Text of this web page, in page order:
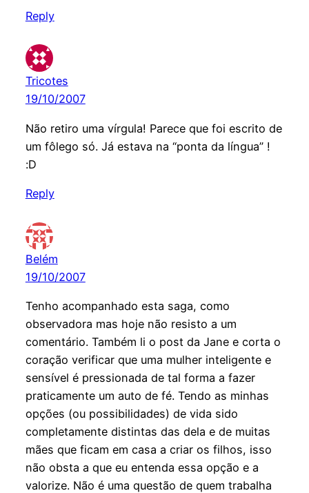
Reply
Tricotes
19/10/2007
Não retiro uma vírgula! Parece que foi escrito de
um fôlego só. Já estava na “ponta da língua” !
:D
Reply
Belém
19/10/2007
Tenho acompanhado esta saga, como
observadora mas hoje não resisto a um
comentário. Também li o post da Jane e corta o
coração verificar que uma mulher inteligente e
sensível é pressionada de tal forma a fazer
praticamente um auto de fé. Tendo as minhas
opções (ou possibilidades) de vida sido
completamente distintas das dela e de muitas
mães que ficam em casa a criar os filhos, isso
não obsta a que eu entenda essa opção e a
valorize. Não é uma questão de quem trabalha